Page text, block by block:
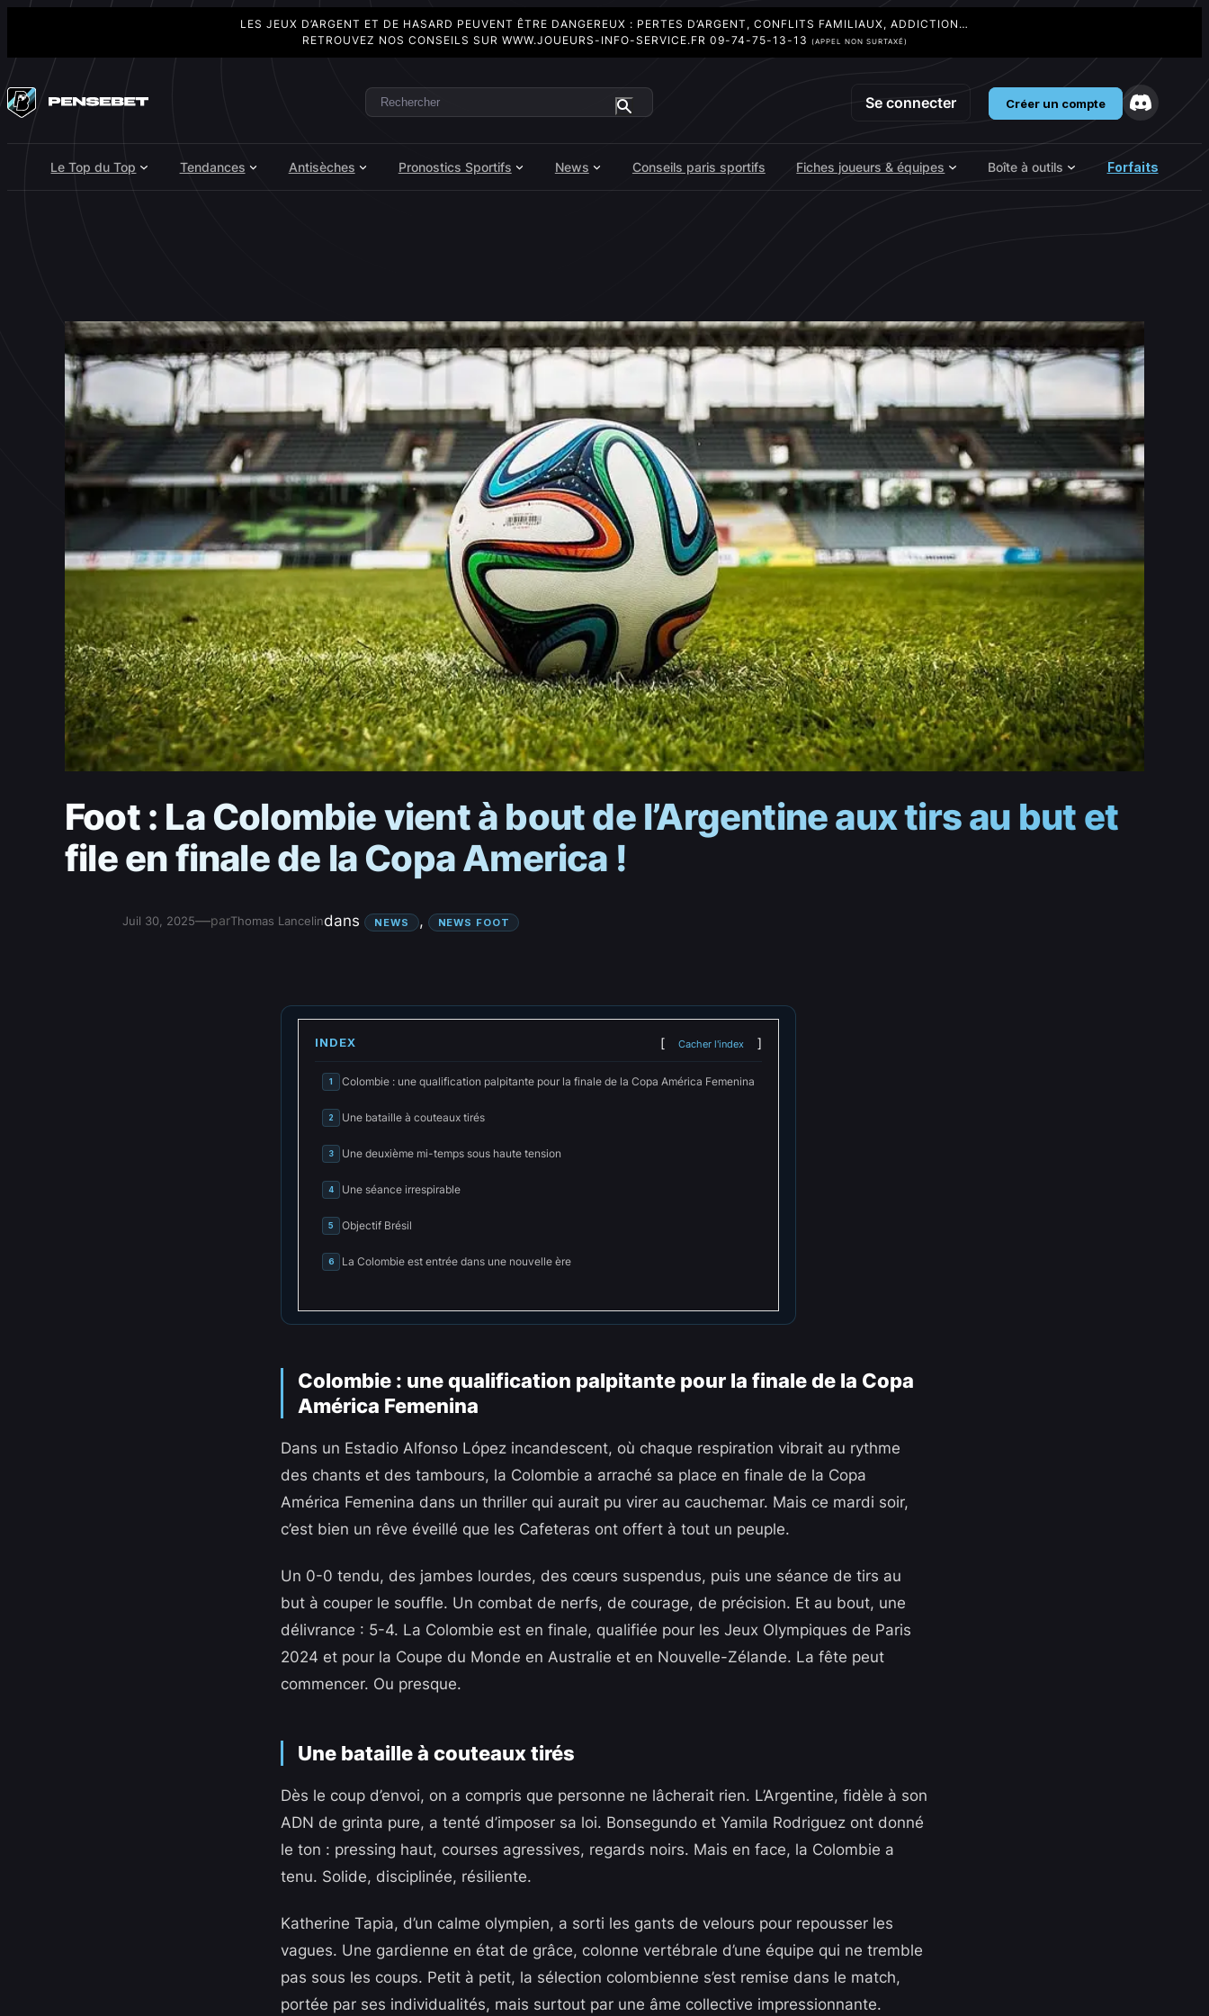
LES JEUX D’ARGENT ET DE HASARD PEUVENT ÊTRE DANGEREUX : PERTES D’ARGENT, CONFLITS FAMILIAUX, ADDICTION…
RETROUVEZ NOS CONSEILS SUR WWW.JOUEURS-INFO-SERVICE.FR 09-74-75-13-13 (APPEL NON SURTAXÉ)
au
contenu
Rechercher Se connecter Créer un compte
Le Top du Top Tendances Antisèches Pronostics Sportifs News Conseils paris sportifs Fiches joueurs & équipes Boîte à outils Forfaits
Foot : La Colombie vient à bout de l’Argentine aux tirs au but et
file en finale de la Copa America !
Juil 30, 2025—parThomas Lancelindans NEWS , NEWS FOOT
INDEX Cacher l'index
1 Colombie : une qualification palpitante pour la finale de la Copa América Femenina
2 Une bataille à couteaux tirés
3 Une deuxième mi-temps sous haute tension
4 Une séance irrespirable
5 Objectif Brésil
6 La Colombie est entrée dans une nouvelle ère
Colombie : une qualification palpitante pour la finale de la Copa
América Femenina
Dans un Estadio Alfonso López incandescent, où chaque respiration vibrait au rythme
des chants et des tambours, la Colombie a arraché sa place en finale de la Copa
América Femenina dans un thriller qui aurait pu virer au cauchemar. Mais ce mardi soir,
c’est bien un rêve éveillé que les Cafeteras ont offert à tout un peuple.
Un 0-0 tendu, des jambes lourdes, des cœurs suspendus, puis une séance de tirs au
but à couper le souffle. Un combat de nerfs, de courage, de précision. Et au bout, une
délivrance : 5-4. La Colombie est en finale, qualifiée pour les Jeux Olympiques de Paris
2024 et pour la Coupe du Monde en Australie et en Nouvelle-Zélande. La fête peut
commencer. Ou presque.
Une bataille à couteaux tirés
Dès le coup d’envoi, on a compris que personne ne lâcherait rien. L’Argentine, fidèle à son
ADN de grinta pure, a tenté d’imposer sa loi. Bonsegundo et Yamila Rodriguez ont donné
le ton : pressing haut, courses agressives, regards noirs. Mais en face, la Colombie a
tenu. Solide, disciplinée, résiliente.
Katherine Tapia, d’un calme olympien, a sorti les gants de velours pour repousser les
vagues. Une gardienne en état de grâce, colonne vertébrale d’une équipe qui ne tremble
pas sous les coups. Petit à petit, la sélection colombienne s’est remise dans le match,
portée par ses individualités, mais surtout par une âme collective impressionnante.